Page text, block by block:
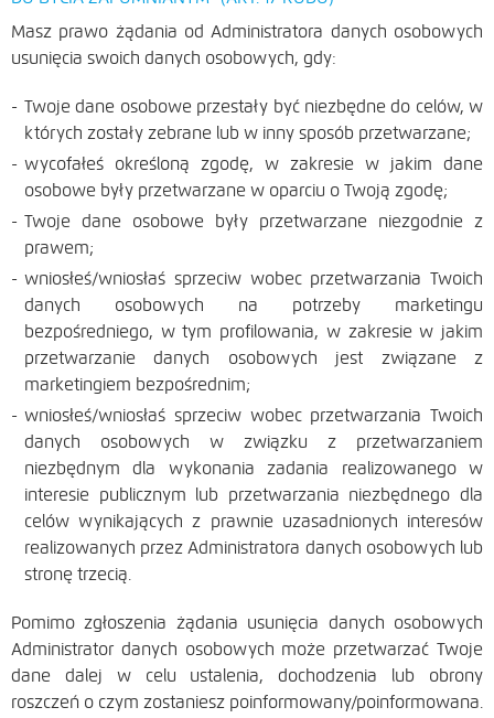
Masz prawo żądania od Administratora danych osobowych
usunięcia swoich danych osobowych, gdy:
Twoje dane osobowe przestały być niezbędne do celów, w
których zostały zebrane lub w inny sposób przetwarzane;
wycofałeś określoną zgodę, w zakresie w jakim dane
osobowe były przetwarzane w oparciu o Twoją zgodę;
Twoje dane osobowe były przetwarzane niezgodnie z
prawem;
wniosłeś/wniosłaś sprzeciw wobec przetwarzania Twoich
danych osobowych na potrzeby marketingu
bezpośredniego, w tym profilowania, w zakresie w jakim
przetwarzanie danych osobowych jest związane z
marketingiem bezpośrednim;
wniosłeś/wniosłaś sprzeciw wobec przetwarzania Twoich
danych osobowych w związku z przetwarzaniem
niezbędnym dla wykonania zadania realizowanego w
interesie publicznym lub przetwarzania niezbędnego dla
celów wynikających z prawnie uzasadnionych interesów
realizowanych przez Administratora danych osobowych lub
stronę trzecią.
Pomimo zgłoszenia żądania usunięcia danych osobowych
Administrator danych osobowych może przetwarzać Twoje
dane dalej w celu ustalenia, dochodzenia lub obrony
roszczeń o czym zostaniesz poinformowany/poinformowana.